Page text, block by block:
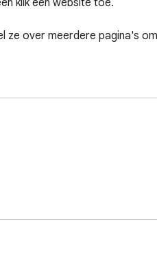
klik een website toe.
ze over meerdere pagina's
en andere widgets toe om
tabblad met een snelle,
en altijd binnen